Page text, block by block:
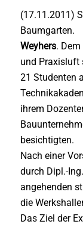
(17.11.2011)
Baumgarten.
Weyhers.
und Praxisluft
21 Studenten
ihrem
besichtigten.
Nach einer
durch Dipl.-
angehenden
die
Das Ziel der